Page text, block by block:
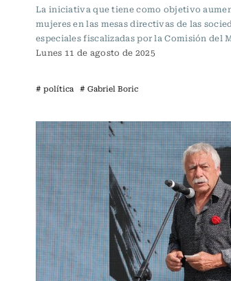
La iniciativa que tiene como objetivo
mujeres en las mesas directivas de las
especiales fiscalizadas por la Comisión del
Lunes 11 de agosto de 2025
# política # Gabriel Boric